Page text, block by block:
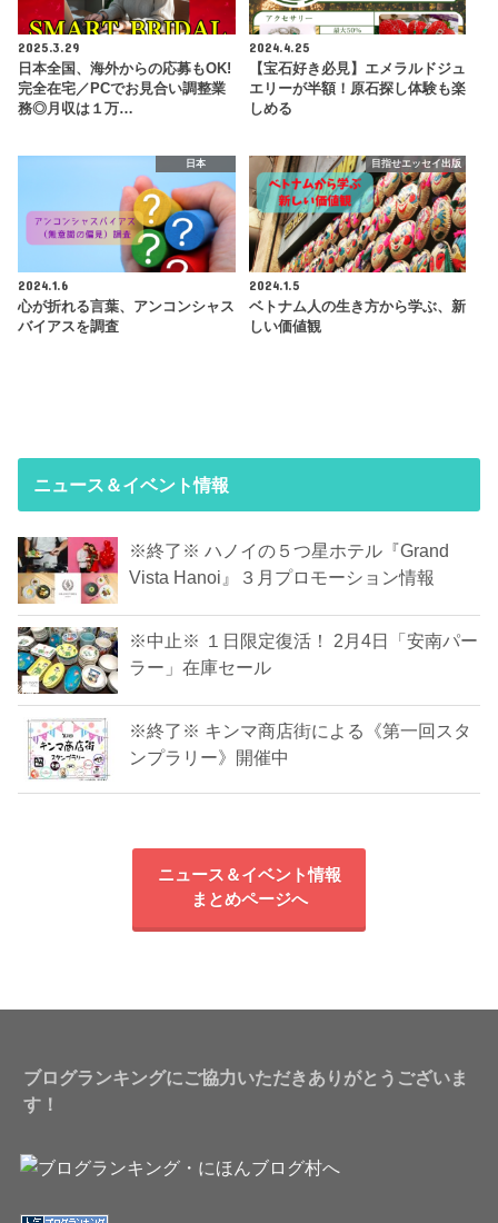
2025.3.29
日本全国、海外からの応募もOK!
完全在宅／PCでお見合い調整業
務◎月収は１万…
2024.4.25
【宝石好き必見】エメラルドジュ
エリーが半額！原石探し体験も楽
しめる
日本
2024.1.6
心が折れる言葉、アンコンシャス
バイアスを調査
目指せエッセイ出版
2024.1.5
ベトナム人の生き方から学ぶ、新
しい価値観
ニュース＆イベント情報
※終了※ ハノイの５つ星ホテル『Grand
Vista Hanoi』３月プロモーション情報
※中止※ １日限定復活！ 2月4日「安南パー
ラー」在庫セール
※終了※ キンマ商店街による《第一回スタ
ンプラリー》開催中
ニュース＆イベント情報
まとめページへ
ブログランキングにご協力いただきありがとうございま
す！